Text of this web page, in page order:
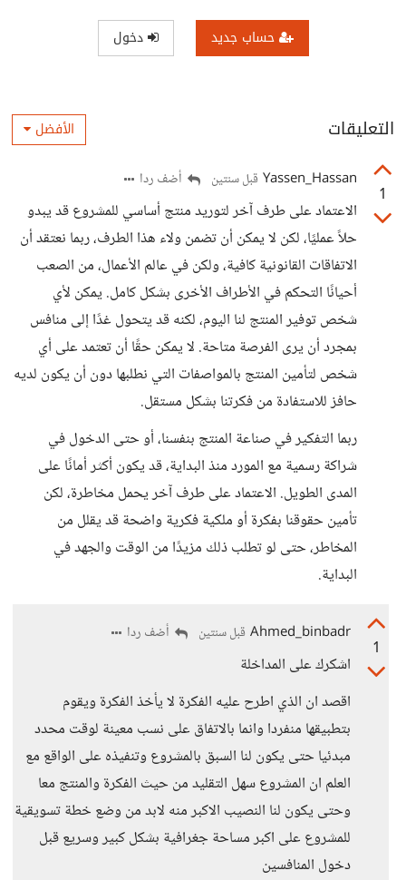
حساب جديد دخول
التعليقات الأفضل
1
Yassen_Hassan قبل سنتين أضف ردا
الاعتماد على طرف آخر لتوريد منتج أساسي للمشروع قد يبدو
حلاً عمليًا، لكن لا يمكن أن تضمن ولاء هذا الطرف، ربما نعتقد أن
الاتفاقات القانونية كافية، ولكن في عالم الأعمال، من الصعب
أحيانًا التحكم في الأطراف الأخرى بشكل كامل. يمكن لأي
شخص توفير المنتج لنا اليوم، لكنه قد يتحول غدًا إلى منافس
بمجرد أن يرى الفرصة متاحة. لا يمكن حقًا أن تعتمد على أي
شخص لتأمين المنتج بالمواصفات التي نطلبها دون أن يكون لديه
حافز للاستفادة من فكرتنا بشكل مستقل.
ربما التفكير في صناعة المنتج بنفسنا، أو حتى الدخول في
شراكة رسمية مع المورد منذ البداية، قد يكون أكثر أمانًا على
المدى الطويل. الاعتماد على طرف آخر يحمل مخاطرة، لكن
تأمين حقوقنا بفكرة أو ملكية فكرية واضحة قد يقلل من
المخاطر، حتى لو تطلب ذلك مزيدًا من الوقت والجهد في
البداية.
1
Ahmed_binbadr قبل سنتين أضف ردا
اشكرك على المداخلة
اقصد ان الذي اطرح عليه الفكرة لا يأخذ الفكرة ويقوم
بتطبيقها منفردا وانما بالاتفاق على نسب معينة لوقت محدد
مبدئيا حتى يكون لنا السبق بالمشروع وتنفيذه على الواقع مع
العلم ان المشروع سهل التقليد من حيث الفكرة والمنتج معا
وحتى يكون لنا النصيب الاكبر منه لابد من وضع خطة تسويقية
للمشروع على اكبر مساحة جغرافية بشكل كبير وسريع قبل
دخول المنافسين